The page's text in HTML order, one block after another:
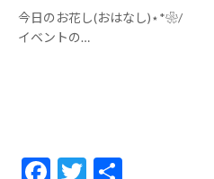
今日のお花し(おはなし)⋆*❀/
イベントの…
F
T